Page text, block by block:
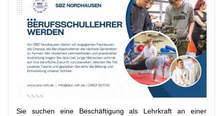
Sie suchen eine Beschäftigung als Lehrkraft an einer